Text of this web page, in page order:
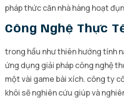
pháp thức căn nhà hàng hoạt
Công Nghệ Thực
trong hầu như thiên hướng tính
ứng dụng giải pháp công nghệ
một vài game bài xích. công ty
khôi sẽ nghiên cứu giúp và